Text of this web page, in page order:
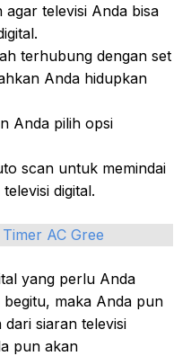
agar televisi Anda bisa
terhubung dengan set
Anda hidupkan
Anda pilih opsi
scan untuk memindai
digital.
AC Gree
yang perlu Anda
maka Anda pun
siaran televisi
pun akan